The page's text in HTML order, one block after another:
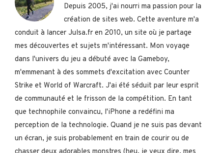
Depuis 2005, j'ai nourri ma passion pour la
création de sites web. Cette aventure m'a
conduit à lancer Julsa.fr en 2010, un site où je partage
mes découvertes et sujets m'intéressant. Mon voyage
dans l'univers du jeu a débuté avec la Gameboy,
m'emmenant à des sommets d'excitation avec Counter
Strike et World of Warcraft. J'ai été séduit par leur esprit
de communauté et le frisson de la compétition. En tant
que technophile convaincu, l'iPhone a redéfini ma
perception de la technologie. Quand je ne suis pas devant
un écran, je suis probablement en train de courir ou de